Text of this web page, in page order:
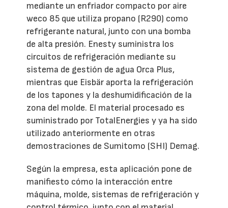
mediante un enfriador compacto por aire
weco 85 que utiliza propano (R290) como
refrigerante natural, junto con una bomba
de alta presión. Enesty suministra los
circuitos de refrigeración mediante su
sistema de gestión de agua Orca Plus,
mientras que Eisbär aporta la refrigeración
de los tapones y la deshumidificación de la
zona del molde. El material procesado es
suministrado por TotalEnergies y ya ha sido
utilizado anteriormente en otras
demostraciones de Sumitomo (SHI) Demag.
Según la empresa, esta aplicación pone de
manifiesto cómo la interacción entre
máquina, molde, sistemas de refrigeración y